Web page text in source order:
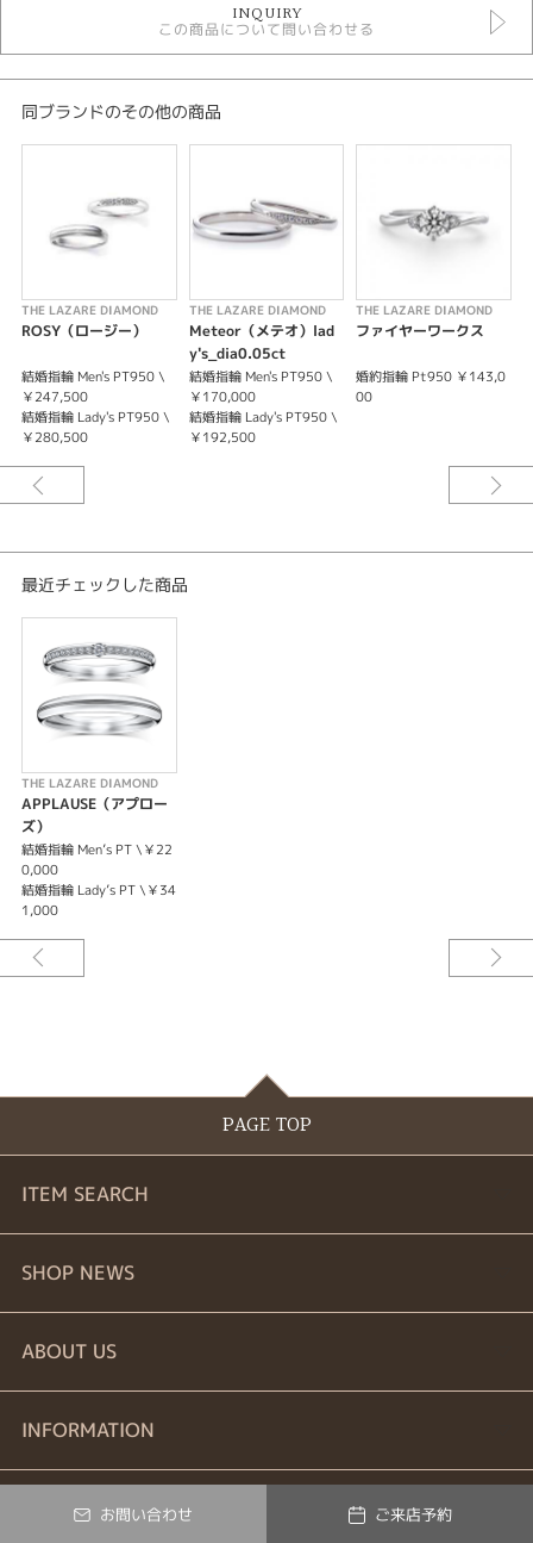
ラザールダイヤモンド 結婚指輪
性別
紹介文
しむ。
中央のダイヤモンドがまぶしく視線を捉えるリング。シンプルなリングに
は、ふたりでともに刻んでいく軌跡を2本のラインで表現しています。内側
にも丸みを付けたアームが叶えるなめらかな着け心地と、ミュージカル「喝
采」の名を戴く華やかな輝きが魅力です。
INQUIRY
この商品について問い合わせる
同ブランドのその他の商品
THE LAZARE DIAMOND
ROSY（ロージー）
結婚指輪 Men's PT950 \
￥247,500
結婚指輪 Lady's PT950 \
￥280,500
THE LAZARE DIAMOND
Meteor（メテオ）lad
y's_dia0.05ct
結婚指輪 Men's PT950 \
￥170,000
結婚指輪 Lady's PT950 \
￥192,500
THE LAZARE DIAMOND
ファイヤーワークス
婚約指輪 Pt950 ￥143,0
00
最近チェックした商品
THE LAZARE DIAMOND
APPLAUSE（アプロー
ズ）
結婚指輪 Men’s PT \￥22
0,000
結婚指輪 Lady’s PT \￥34
1,000
お問い合わせ ご来店予約
PAGE TOP
ITEM SEARCH
婚約指輪
結婚指輪
セットリング
SHOP NEWS
商品一覧
ブランドリスト
ABOUT US
お問い合わせ
INFORMATION
特定商取引に関する表記
© Verty All Rights Reserved.